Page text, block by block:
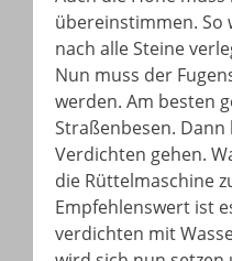
übereinstimmen. So
nach alle Steine
Nun muss der
werden. Am besten
Straßenbesen. Dann
Verdichten gehen.
die Rüttelmaschine
Empfehlenswert ist
verdichten mit